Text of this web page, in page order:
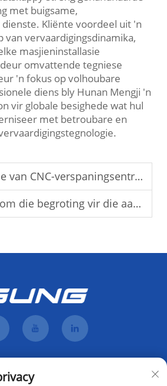
met buigsame,
Kliënte voordeel uit 'n
van vervaardigingsdinamika,
masjieninstallasie
omvattende tegniese
'n fokus op volhoubare
diens bly Hunan Mengji 'n
vir globale besighede wat hul
met betroubare en
verspaningsentra vir aangepaste produksie
vir die aankoop van 'n CNC-masjien gereedskap te bepaal